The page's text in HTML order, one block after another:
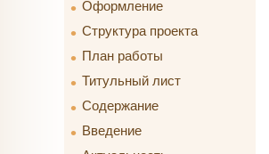
Оформление
Структура проекта
План работы
Титульный лист
Содержание
Введение